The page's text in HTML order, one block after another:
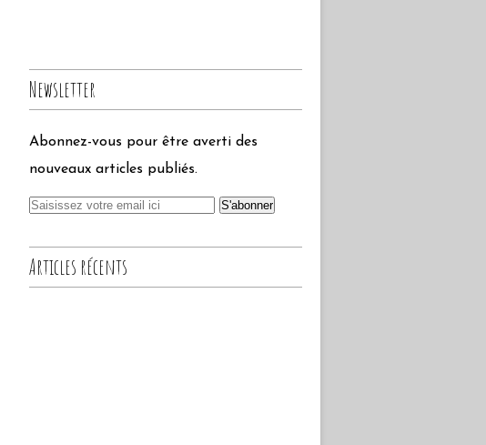
Newsletter
Abonnez-vous pour être averti des
nouveaux articles publiés.
Articles récents